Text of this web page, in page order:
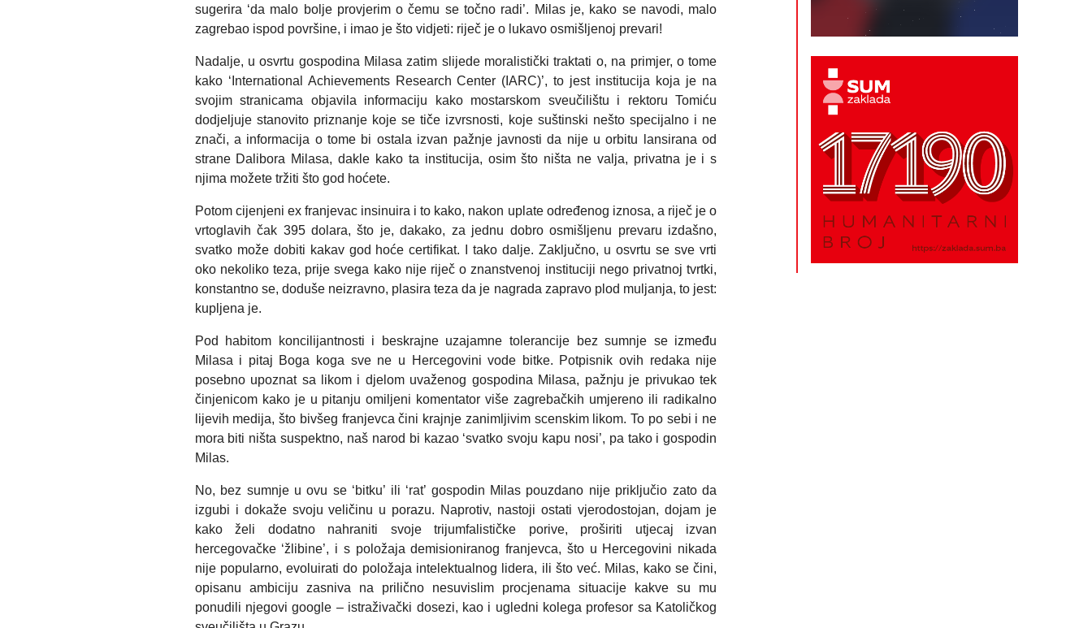
sugerira ‘da malo bolje provjerim o čemu se točno radi’. Milas je, kako se navodi, malo
zagrebao ispod površine, i imao je što vidjeti: riječ je o lukavo osmišljenoj prevari!
Nadalje, u osvrtu gospodina Milasa zatim slijede moralistički traktati o, na primjer, o tome
kako ‘International Achievements Research Center (IARC)’, to jest institucija koja je na
svojim stranicama objavila informaciju kako mostarskom sveučilištu i rektoru Tomiću
dodjeljuje stanovito priznanje koje se tiče izvrsnosti, koje suštinski nešto specijalno i ne
znači, a informacija o tome bi ostala izvan pažnje javnosti da nije u orbitu lansirana od
strane Dalibora Milasa, dakle kako ta institucija, osim što ništa ne valja, privatna je i s
njima možete tržiti što god hoćete.
Potom cijenjeni ex franjevac insinuira i to kako, nakon uplate određenog iznosa, a riječ je o
vrtoglavih čak 395 dolara, što je, dakako, za jednu dobro osmišljenu prevaru izdašno,
svatko može dobiti kakav god hoće certifikat. I tako dalje. Zaključno, u osvrtu se sve vrti
oko nekoliko teza, prije svega kako nije riječ o znanstvenoj instituciji nego privatnoj tvrtki,
konstantno se, doduše neizravno, plasira teza da je nagrada zapravo plod muljanja, to jest:
kupljena je.
Pod habitom koncilijantnosti i beskrajne uzajamne tolerancije bez sumnje se između
Milasa i pitaj Boga koga sve ne u Hercegovini vode bitke. Potpisnik ovih redaka nije
posebno upoznat sa likom i djelom uvaženog gospodina Milasa, pažnju je privukao tek
činjenicom kako je u pitanju omiljeni komentator više zagrebačkih umjereno ili radikalno
lijevih medija, što bivšeg franjevca čini krajnje zanimljivim scenskim likom. To po sebi i ne
mora biti ništa suspektno, naš narod bi kazao ‘svatko svoju kapu nosi’, pa tako i gospodin
Milas.
No, bez sumnje u ovu se ‘bitku’ ili ‘rat’ gospodin Milas pouzdano nije priključio zato da
izgubi i dokaže svoju veličinu u porazu. Naprotiv, nastoji ostati vjerodostojan, dojam je
kako želi dodatno nahraniti svoje trijumfalističke porive, proširiti utjecaj izvan
hercegovačke ‘žlibine’, i s položaja demisioniranog franjevca, što u Hercegovini nikada
nije popularno, evoluirati do položaja intelektualnog lidera, ili što već. Milas, kako se čini,
opisanu ambiciju zasniva na prilično nesuvislim procjenama situacije kakve su mu
ponudili njegovi google – istraživački dosezi, kao i ugledni kolega profesor sa Katoličkog